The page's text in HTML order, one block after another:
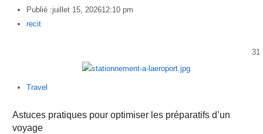
Publié :juillet 15, 202612:10 pm
Author
recit
31
Travel
Astuces pratiques pour optimiser les préparatifs d’un
voyage